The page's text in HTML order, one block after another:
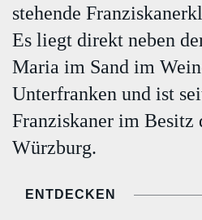
stehende
Es liegt direkt neben
Maria im Sand im
Unterfranken und ist
Franziskaner im Besitz
Würzburg.
ENTDECKEN